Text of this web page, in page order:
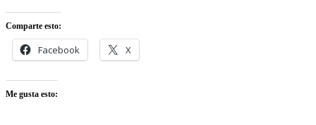
Comparte esto:
Facebook X
Me gusta esto: